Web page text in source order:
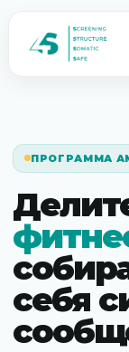
ПРОГРАММА
себя